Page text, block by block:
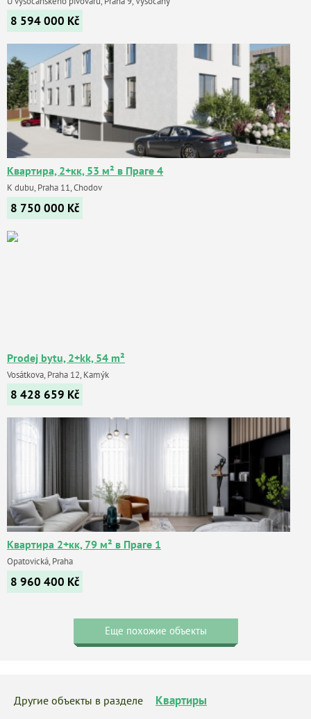
8 594 000 Kč
Квартира, 2+кк, 53 м² в Праге 4
K dubu, Praha 11, Chodov
8 750 000 Kč
Prodej bytu, 2+kk, 54 m²
Vosátkova, Praha 12, Kamýk
8 428 659 Kč
Квартира 2+кк, 79 м² в Праге 1
Opatovická, Praha
8 960 400 Kč
Еще похожие объекты
Другие объекты в разделе Квартиры